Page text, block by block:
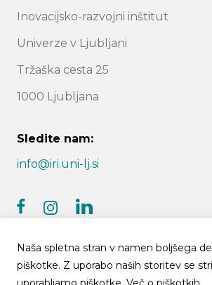
Inovacijsko-razvojni inštitut
Univerze v Ljubljani
Tržaška cesta 25
1000 Ljubljana
Sledite nam:
info@iri.uni-lj.si
facebookinstagram
linkedin
Naša spletna stran v namen boljšega
piškotke. Z uporabo naših storitev se